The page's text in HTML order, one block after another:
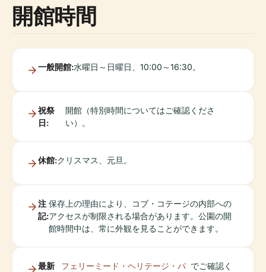
開館時間
一般開館:水曜日～日曜日、10:00～16:30。
祝祭
日:
開館（特別時間についてはご確認くださ
い）。
休館:クリスマス、元旦。
注
記:
保存上の理由により、コブ・コテージの内部への
アクセスが制限される場合があります。公園の開
館時間中は、常に外観を見ることができます。
最新
フェリーミード・ヘリテージ・パ でご確認く